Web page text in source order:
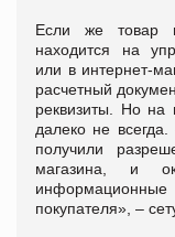
Если же товар
находится на
или в интернет-
расчетный
реквизиты. Но на
далеко не
получили
магазина, и
покупателя», –